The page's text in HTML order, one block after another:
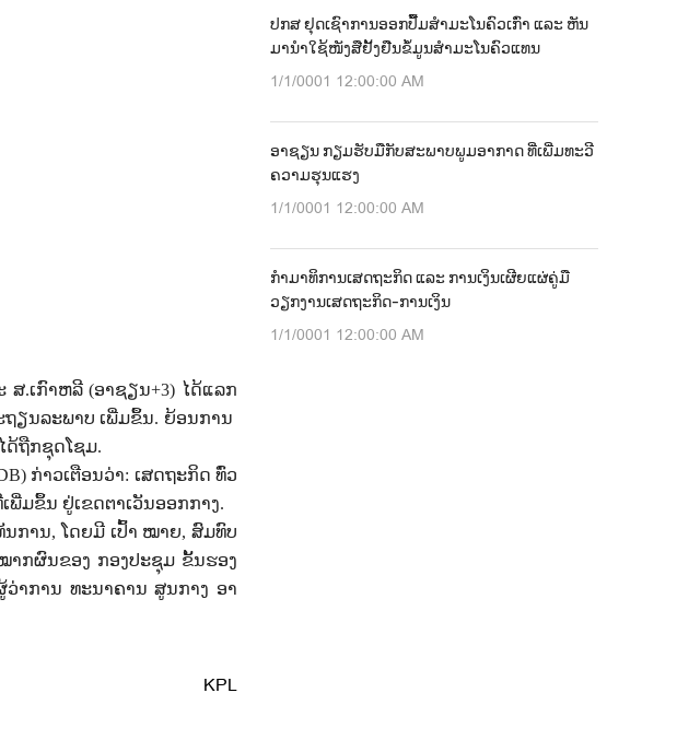
ສ.ເກົາ​ຫລີ (ອາ​ຊຽນ+3) ໄດ້​ແລກ​
ຽນ​ລະ​ພາບ​ ເພີ່ມ​ຂຶ້ນ​. ຍ້​ອນ​ການ
ດ້ຖືກ​ຊຸດ​ໂຊມ.
ກ່າວ​ເຕືອນ​ວ່າ: ເສດ​ຖະ​ກິດ ​ທົ່ວ​
ພີ່ມ​ຂຶ້ນ​ ຢູ່​ເຂດຕາ​ເວັນ​ອອກ​ກາງ.
ການ, ໂດຍມີ ​ເປົ້າ​ ໝາຍ, ສົມ​ທົບ​
າກ​ຜົນ​ຂອງ​ ກອງ​ປະ​ຊຸມ ​ຂັ້ນ​ຮອງ​
ວ່າ​ການ ​ທະ​ນາ​ຄານ ​ສູນ​ກາງ ອາ​
KPL
ປກສ ຢຸດເຊົາການອອກປື້ມສຳມະໂນຄົວເກົ່າ ແລະ ຫັນ
ມານຳໃຊ້ໜັງສືຢັ້ງຢືນຂໍ້ມູນສຳມະໂນຄົວແທນ
1/1/0001 12:00:00 AM
ອາຊຽນ ກຽມຮັບມືກັບສະພາບພູມອາກາດ ທີ່ເພີ່ມທະວີ
ຄວາມຮຸນແຮງ
1/1/0001 12:00:00 AM
ກຳມາທິການເສດຖະກິດ ແລະ ການເງິນເຜີຍແຜ່ຄູ່ມື
ວຽກງານເສດຖະກິດ-ການເງິນ
1/1/0001 12:00:00 AM